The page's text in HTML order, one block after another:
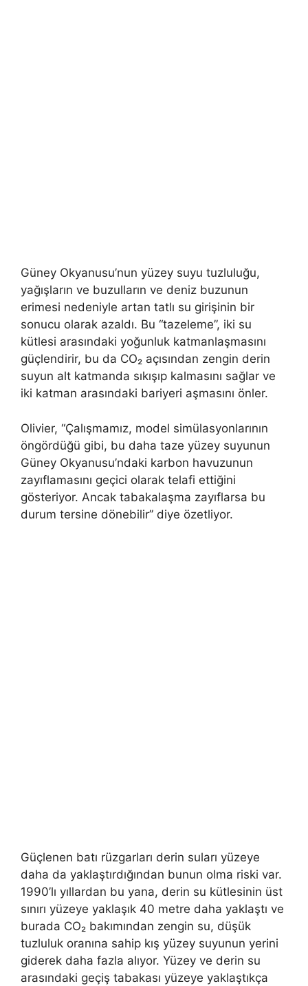
Güney Okyanusu’nun yüzey suyu tuzluluğu,
yağışların ve buzulların ve deniz buzunun
erimesi nedeniyle artan tatlı su girişinin bir
sonucu olarak azaldı. Bu “tazeleme”, iki su
kütlesi arasındaki yoğunluk katmanlaşmasını
güçlendirir, bu da CO₂ açısından zengin derin
suyun alt katmanda sıkışıp kalmasını sağlar ve
iki katman arasındaki bariyeri aşmasını önler.
Olivier, “Çalışmamız, model simülasyonlarının
öngördüğü gibi, bu daha taze yüzey suyunun
Güney Okyanusu’ndaki karbon havuzunun
zayıflamasını geçici olarak telafi ettiğini
gösteriyor. Ancak tabakalaşma zayıflarsa bu
durum tersine dönebilir” diye özetliyor.
Güçlenen batı rüzgarları derin suları yüzeye
daha da yaklaştırdığından bunun olma riski var.
1990’lı yıllardan bu yana, derin su kütlesinin üst
sınırı yüzeye yaklaşık 40 metre daha yaklaştı ve
burada CO₂ bakımından zengin su, düşük
tuzluluk oranına sahip kış yüzey suyunun yerini
giderek daha fazla alıyor. Yüzey ve derin su
arasındaki geçiş tabakası yüzeye yaklaştıkça